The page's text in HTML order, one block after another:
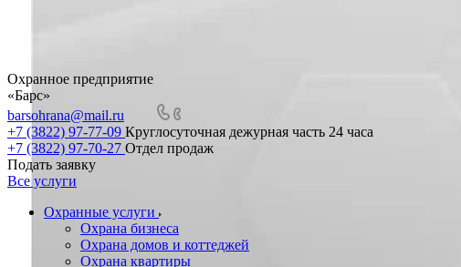
Охранное предприятие
«Барс»
barsohrana@mail.ru
+7 (3822) 97-77-09 Круглосуточная дежурная часть 24 часа
+7 (3822) 97-70-27 Отдел продаж
Подать заявку
Все услуги
Охранные услуги
Охрана бизнеса
Охрана домов и коттеджей
Охрана квартиры